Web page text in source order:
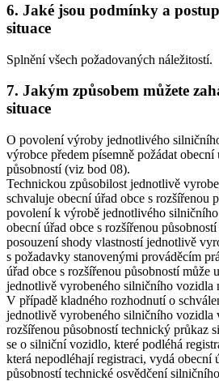
6. Jaké jsou podmínky a
situace
Splnění všech požadovaných náležitostí.
7. Jakým způsobem můžete
situace
O povolení výroby jednotlivého
výrobce předem písemně požádat obecní
působností (viz bod 08).
Technickou způsobilost jednotlivě
schvaluje obecní úřad obce s rozšířenou
povolení k výrobě jednotlivého
obecní úřad obce s rozšířenou
posouzení shody vlastností jednotlivě
s požadavky stanovenými prováděcím
úřad obce s rozšířenou působností může
jednotlivě vyrobeného silničního vozidla
V případě kladného rozhodnutí o
jednotlivě vyrobeného silničního vozidla
rozšířenou působností technický průkaz
se o silniční vozidlo, které podléhá
která nepodléhají registraci, vydá obecní
působností technické osvědčení